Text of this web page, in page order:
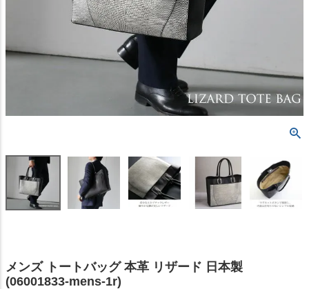
メンズ トートバッグ 本革 リザード 日本製
(06001833-mens-1r)